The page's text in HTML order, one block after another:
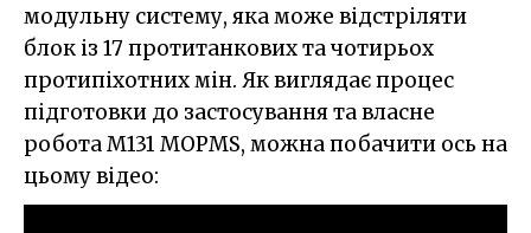
модульну систему, яка може відстріляти
блок із 17 протитанкових та чотирьох
протипіхотних мін. Як виглядає процес
підготовки до застосування та власне
робота M131 MOPMS, можна побачити ось на
цьому відео: